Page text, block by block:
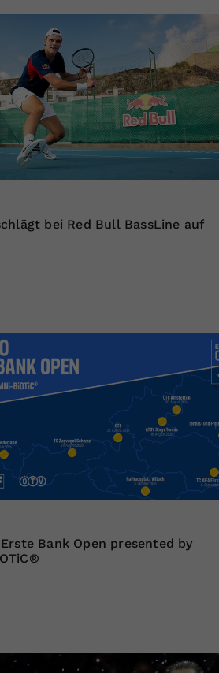
bei Red Bull BassLine auf
Bank Open presented by